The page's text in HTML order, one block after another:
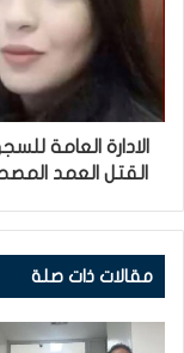
الادارة العامة
القتل العمد المصحوب
مقالات ذات صلة